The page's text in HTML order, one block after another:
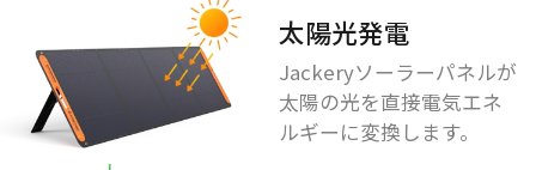
太陽光発電
Jackeryソーラーパネルが
太陽の光を直接電気エネ
ルギーに変換します。